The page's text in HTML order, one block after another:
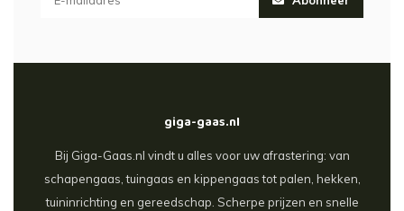
giga-gaas.nl
Bij Giga-Gaas.nl vindt u alles voor uw afrastering: van
schapengaas, tuingaas en kippengaas tot palen, hekken,
tuininrichting en gereedschap. Scherpe prijzen en snelle